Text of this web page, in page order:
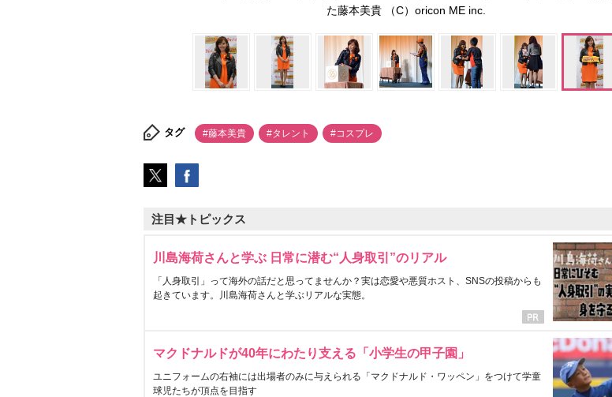
た藤本美貴 （C）oricon ME inc.
タグ #藤本美貴 #タレント #コスプレ
注目★トピックス
川島海荷さんと学ぶ 日常に潜む“人身取引”のリアル
「人身取引」って海外の話だと思ってませんか？実は恋愛や悪質ホスト、SNSの投稿からも
起きています。川島海荷さんと学ぶリアルな実態。
マクドナルドが40年にわたり支える「小学生の甲子園」
ユニフォームの右袖には出場者のみに与えられる「マクドナルド・ワッペン」をつけて学童
球児たちが頂点を目指す